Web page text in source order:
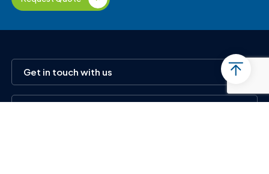
Get in touch with us